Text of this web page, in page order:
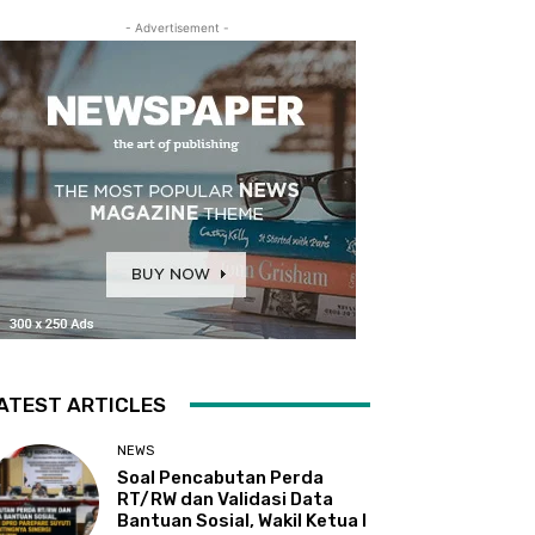
- Advertisement -
ARTICLES
NEWS
Soal Pencabutan Perda
RT/RW dan Validasi Data
Bantuan Sosial, Wakil Ketua I